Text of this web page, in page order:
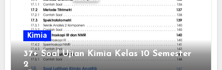
Kimia
37+ Soal Ujian Kimia Kelas 10 Semester
2